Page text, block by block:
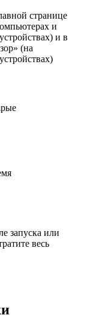
странице
и
и в
(на
запуска или
весь